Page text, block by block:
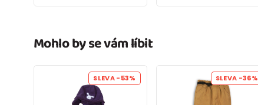
Mohlo by se vám líbit
SLEVA-53% SLEVA -36%